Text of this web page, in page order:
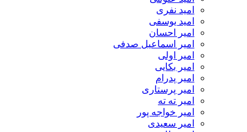
امید نفری
امید یوسفی
امیر احسان
امیر اسماعیل صدفی
امیر اولی
امیر بکایی
امیر پدرام
امیر پرستاری
امیر ته ته
امیر خواجه پور
امیر سعیدی